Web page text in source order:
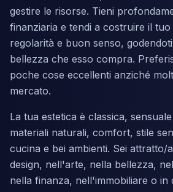
gestire le risorse. Tieni
finanziaria e tendi a costruire il
regolarità e buon senso,
bellezza che esso compra.
poche cose eccellenti anziché
mercato.
La tua estetica è classica,
materiali naturali, comfort, stile
cucina e bei ambienti. Sei attratto/
design, nell'arte, nella bellezza,
nella finanza, nell'immobiliare o in